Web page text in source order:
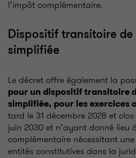
l’impôt complémentaire.
Dispositif transitoire
simplifiée
Le décret offre également la
pour un dispositif transitoire
simplifiée, pour les exercices
tard le 31 décembre 2028 et
juin 2030 et n’ayant donné lieu
complémentaire nécessitant
entités constitutives dans la